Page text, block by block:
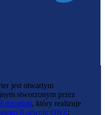
jest otwartym
stworzonym przez
, który realizuje
Rozwoju ONZ: